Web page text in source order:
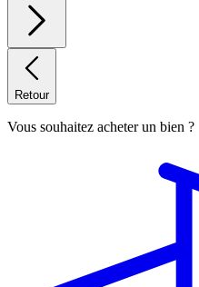
Retour
Vous souhaitez acheter un bien ?